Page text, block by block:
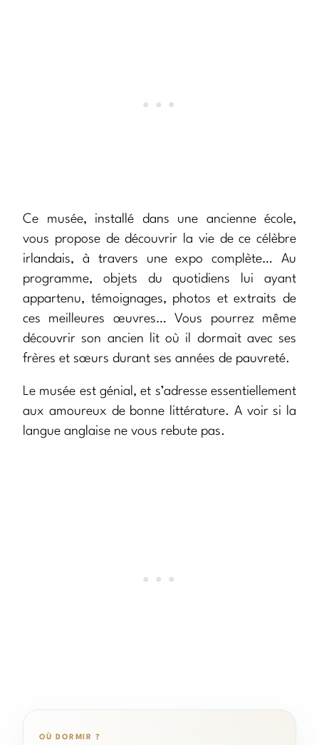
Ce musée, installé dans une ancienne école,
vous propose de découvrir la vie de ce célèbre
irlandais, à travers une expo complète… Au
programme, objets du quotidiens lui ayant
appartenu, témoignages, photos et extraits de
ces meilleures œuvres… Vous pourrez même
découvrir son ancien lit où il dormait avec ses
frères et sœurs durant ses années de pauvreté.
Le musée est génial, et s’adresse essentiellement
aux amoureux de bonne littérature. A voir si la
langue anglaise ne vous rebute pas.
OÙ DORMIR ?